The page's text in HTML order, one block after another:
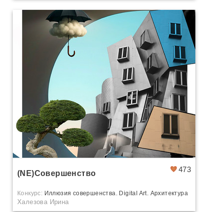
473
(NE)Совершенство
Конкурс: Иллюзия совершенства. Digital Art. Архитектура
Халезова Ирина